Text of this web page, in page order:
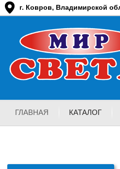
г. Ковров, Владимирской
ГЛАВНАЯ КАТАЛОГ